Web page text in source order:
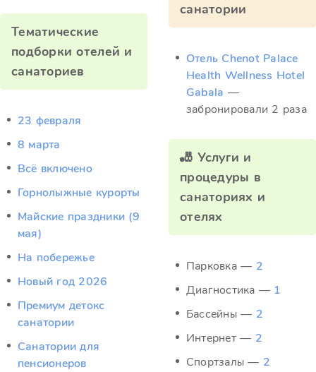
Тематические
подборки отелей и
санаториев
23 февраля
8 марта
Всё включено
Горнолыжные курорты
Майские праздники (9
мая)
На побережье
Новый год 2026
Премиум детокс
санатории
Санатории для
пенсионеров
санатории
Отель Chenot Palace
Health Wellness Hotel
Gabala —
забронировали 2 раза
🎳 Услуги и
процедуры в
санаториях и
отелях
Парковка — 2
Диагностика — 1
Бассейны — 2
Интернет — 2
Спортзалы — 2